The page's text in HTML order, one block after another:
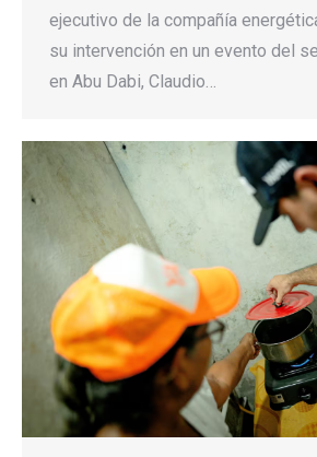
ejecutivo de la compañía
su intervención en un evento del
en Abu Dabi, Claudio…